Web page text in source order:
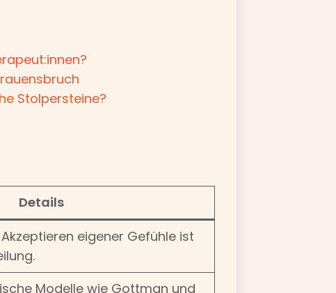
Stolpersteine?
Details
eigener Gefühle ist
Modelle wie Gottman und